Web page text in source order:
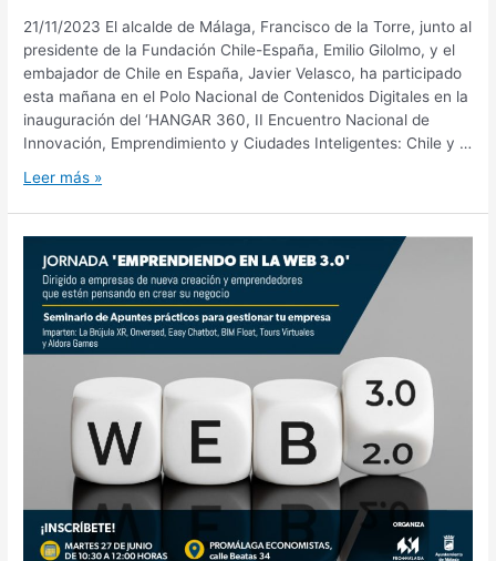
21/11/2023 El alcalde de Málaga, Francisco de la Torre, junto al
presidente de la Fundación Chile-España, Emilio Gilolmo, y el
embajador de Chile en España, Javier Velasco, ha participado
esta mañana en el Polo Nacional de Contenidos Digitales en la
inauguración del ‘HANGAR 360, II Encuentro Nacional de
Innovación, Emprendimiento y Ciudades Inteligentes: Chile y …
Leer más »